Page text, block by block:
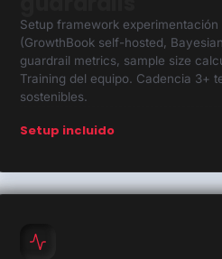
Setup framework experimentación
(GrowthBook self-hosted,
guardrail metrics, sample size
Training del equipo. Cadencia 3+
sostenibles.
Setup incluido